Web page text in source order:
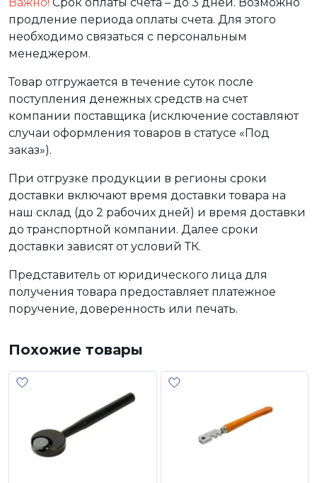
продление периода оплаты счета. Для этого
необходимо связаться с персональным
менеджером.
Товар отгружается в течение суток после
поступления денежных средств на счет
компании поставщика (исключение составляют
случаи оформления товаров в статусе «Под
заказ»).
При отгрузке продукции в регионы сроки
доставки включают время доставки товара на
наш склад (до 2 рабочих дней) и время доставки
до транспортной компании. Далее сроки
доставки зависят от условий ТК.
Представитель от юридического лица для
получения товара предоставляет платежное
поручение, доверенность или печать.
Похожие товары